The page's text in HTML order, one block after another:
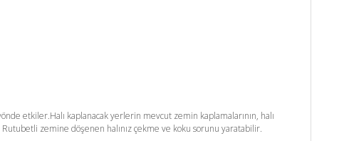
etkiler.Halı kaplanacak yerlerin mevcut zemin kaplamalarının, halı
zemine döşenen halınız çekme ve koku sorunu yaratabilir.